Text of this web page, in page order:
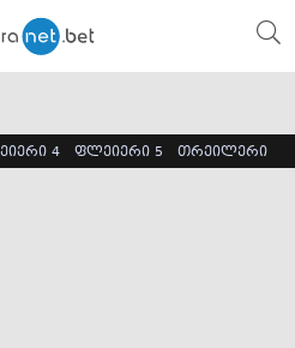
4 ფლეიერი 5 თრეილერი